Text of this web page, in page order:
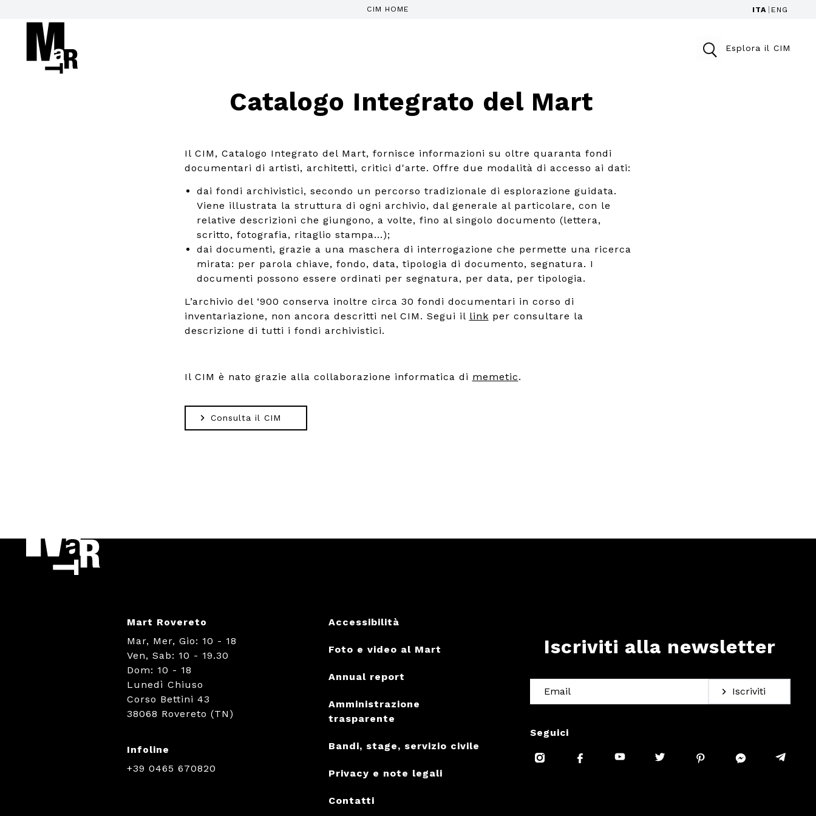
CIM HOME ITA ENG
Esplora il CIM
Catalogo Integrato del Mart
Il CIM, Catalogo Integrato del Mart, fornisce informazioni su oltre quaranta fondi
documentari di artisti, architetti, critici d'arte. Offre due modalità di accesso ai dati:
dai fondi archivistici, secondo un percorso tradizionale di esplorazione guidata.
Viene illustrata la struttura di ogni archivio, dal generale al particolare, con le
relative descrizioni che giungono, a volte, fino al singolo documento (lettera,
scritto, fotografia, ritaglio stampa...);
dai documenti, grazie a una maschera di interrogazione che permette una ricerca
mirata: per parola chiave, fondo, data, tipologia di documento, segnatura. I
documenti possono essere ordinati per segnatura, per data, per tipologia.
L’archivio del ‘900 conserva inoltre circa 30 fondi documentari in corso di
inventariazione, non ancora descritti nel CIM. Segui il link per consultare la
descrizione di tutti i fondi archivistici.
Il CIM è nato grazie alla collaborazione informatica di memetic.
Consulta il CIM
Mart Rovereto
Mar, Mer, Gio: 10 - 18
Ven, Sab: 10 - 19.30
Dom: 10 - 18
Lunedì Chiuso
Corso Bettini 43
38068 Rovereto (TN)
Infoline
+39 0465 670820
Accessibilità
Foto e video al Mart
Annual report
Amministrazione
trasparente
Bandi, stage, servizio civile
Privacy e note legali
Contatti
Iscriviti alla newsletter
Iscriviti
Seguici